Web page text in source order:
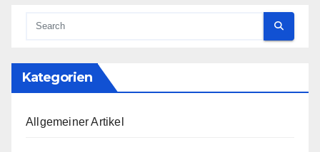
Kategorien
Allgemeiner Artikel